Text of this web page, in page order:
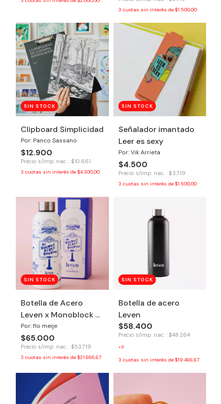
3 cuotas sin interés de $1.500,00
SIN STOCK
Clipboard Simplicidad
Por: Panco Sassano
$12.900
Precio s/imp. nac. : $10.661
3 cuotas sin interés de $4.300,00
SIN STOCK
Señalador imantado
Leer es sexy
Por: Vik Arrieta
$4.500
Precio s/imp. nac. : $3.719
3 cuotas sin interés de $1.500,00
SIN STOCK
Botella de Acero
Leven x Monoblock -
Buenos Aires
Por: flo meije
$65.000
Precio s/imp. nac. : $53.719
3 cuotas sin interés de $21.666,67
SIN STOCK
Botella de acero
Leven
$58.400
Precio s/imp. nac. : $48.264
+8
3 cuotas sin interés de $19.466,67